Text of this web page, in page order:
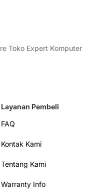
Toko Expert Komputer
Layanan Pembeli
FAQ
Kontak Kami
Tentang Kami
Warranty Info